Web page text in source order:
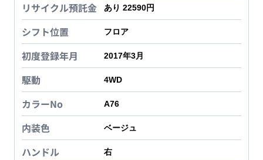
リサイクル預託金 あり 22590円
シフト位置 フロア
初度登録年月 2017年3月
駆動 4WD
カラーNo A76
内装色 ベージュ
ハンドル 右